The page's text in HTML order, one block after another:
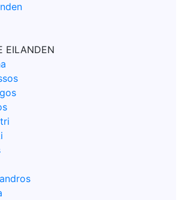
EILANDEN